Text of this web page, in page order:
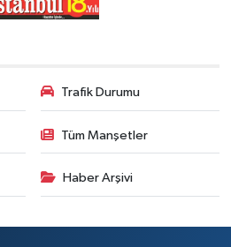
Trafik Durumu
Tüm Manşetler
Haber Arşivi